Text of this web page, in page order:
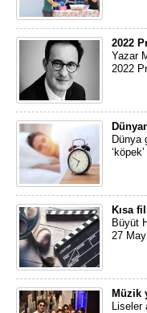
2022
Yazar
2022
Dünya
Kısa
Büyüt
27
Müzik
Liseler